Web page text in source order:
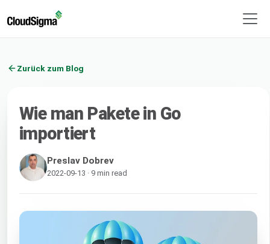
Zurück zum Blog
Wie man Pakete in Go
importiert
Preslav Dobrev
2022-09-13 · 9 min read